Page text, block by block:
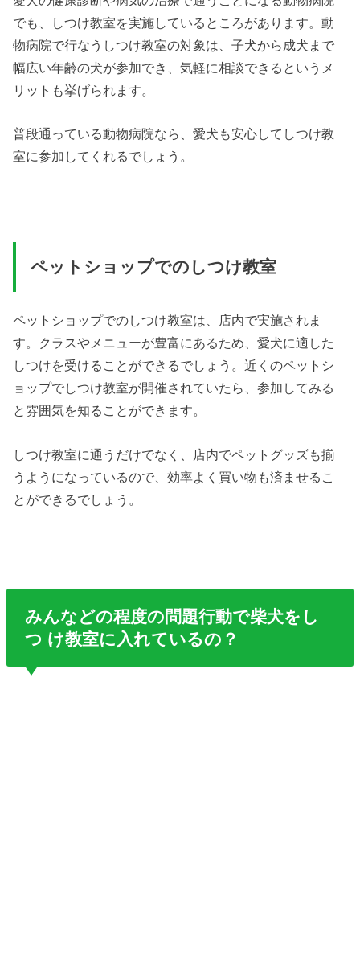
でも、しつけ教室を実施しているところがあります。動
物病院で行なうしつけ教室の対象は、子犬から成犬まで
幅広い年齢の犬が参加でき、気軽に相談できるというメ
リットも挙げられます。
普段通っている動物病院なら、愛犬も安心してしつけ教
室に参加してくれるでしょう。
ペットショップでのしつけ教室
ペットショップでのしつけ教室は、店内で実施されま
す。クラスやメニューが豊富にあるため、愛犬に適した
しつけを受けることができるでしょう。近くのペットシ
ョップでしつけ教室が開催されていたら、参加してみる
と雰囲気を知ることができます。
しつけ教室に通うだけでなく、店内でペットグッズも揃
うようになっているので、効率よく買い物も済ませるこ
とができるでしょう。
みんなどの程度の問題行動で柴犬をし
つ け教室に入れているの？